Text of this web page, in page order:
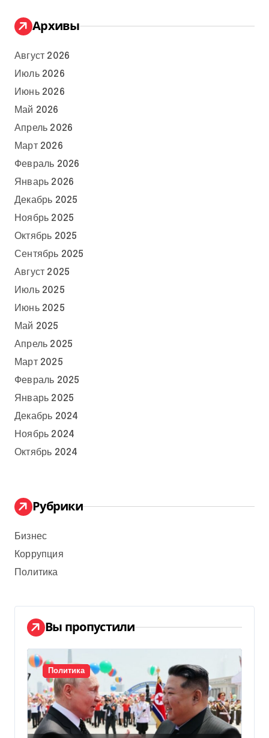
Архивы
Август 2026
Июль 2026
Июнь 2026
Май 2026
Апрель 2026
Март 2026
Февраль 2026
Январь 2026
Декабрь 2025
Ноябрь 2025
Октябрь 2025
Сентябрь 2025
Август 2025
Июль 2025
Июнь 2025
Май 2025
Апрель 2025
Март 2025
Февраль 2025
Январь 2025
Декабрь 2024
Ноябрь 2024
Октябрь 2024
Рубрики
Бизнес
Коррупция
Политика
Вы пропустили
Политика